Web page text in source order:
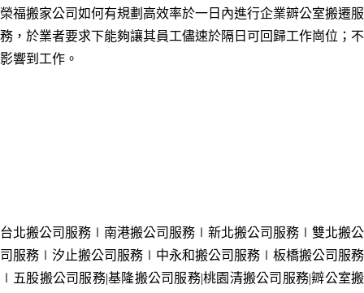
榮福搬家公司如何有規劃高效率於一日內進行企業辧公室搬遷服
務，於業者要求下能夠讓其員工儘速於隔日可回歸工作崗位；不
影響到工作。
台北搬公司服務 ∣南港搬公司服務 ∣新北搬公司服務 ∣雙北搬公
司服務 ∣汐止搬公司服務 ∣中永和搬公司服務 ∣板橋搬公司服務
∣五股搬公司服務|基隆搬公司服務|桃園 清搬公司服務|辧公室搬